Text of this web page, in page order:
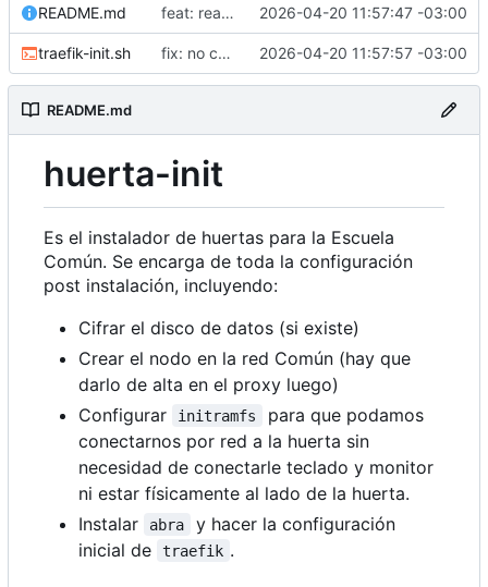
README.md feat: readme 2026-04-20 11:57:47 -03:00
traefik-init.sh fix: no correr como root 2026-04-20 11:57:57 -03:00
README.md
huerta-init
Es el instalador de huertas para la Escuela
Común. Se encarga de toda la configuración
post instalación, incluyendo:
Cifrar el disco de datos (si existe)
Crear el nodo en la red Común (hay que
darlo de alta en el proxy luego)
Configurar
initramfs
para que podamos
conectarnos por red a la huerta sin
necesidad de conectarle teclado y monitor
ni estar físicamente al lado de la huerta.
Instalar
abra
y hacer la configuración
inicial de
traefik .